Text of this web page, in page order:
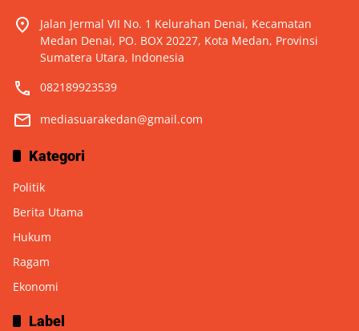
Jalan Jermal VII No. 1 Kelurahan Denai, Kecamatan
Medan Denai, PO. BOX 20227, Kota Medan, Provinsi
Sumatera Utara, Indonesia
082189923539
mediasuarakedan@gmail.com
Kategori
Politik
Berita Utama
Hukum
Ragam
Ekonomi
Label